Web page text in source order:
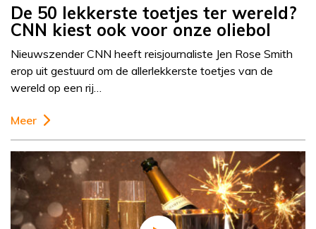
De 50 lekkerste toetjes ter wereld?
CNN kiest ook voor onze oliebol
Nieuwszender CNN heeft reisjournaliste Jen Rose Smith
erop uit gestuurd om de allerlekkerste toetjes van de
wereld op een rij…
Meer